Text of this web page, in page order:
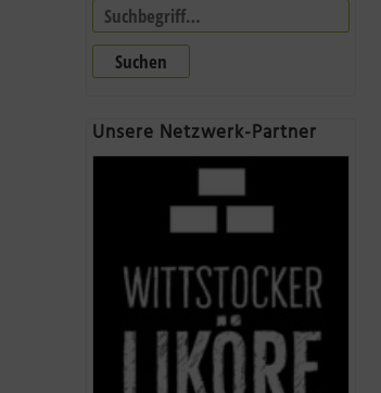
Suchen
Unsere Netzwerk-Partner